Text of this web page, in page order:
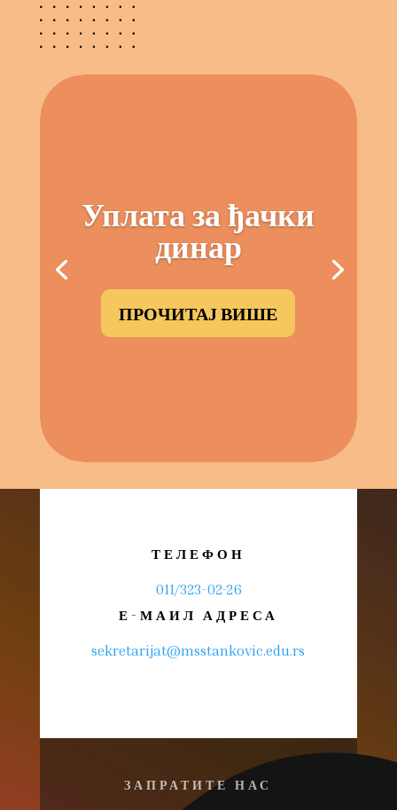
Уплата за ђачки
динар
ПРОЧИТАЈ ВИШЕ
ТЕЛЕФОН
011/323-02-26
Е-МАИЛ АДРЕСА
sekretarijat@msstankovic.edu.rs
ЗАПРАТИТЕ НАС